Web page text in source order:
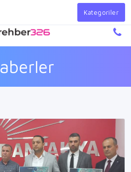
Giriş Yap
Kategoriler